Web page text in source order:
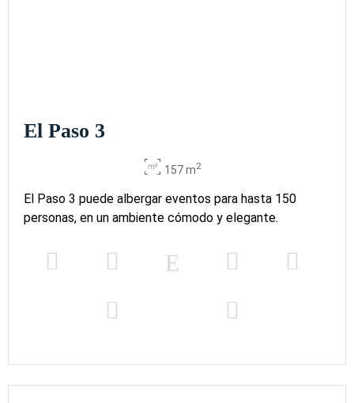
El Paso 3
157 m2
El Paso 3 puede albergar eventos para hasta 150
personas, en un ambiente cómodo y elegante.